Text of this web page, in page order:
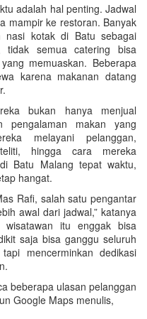
adalah hal penting. Jadwal
mampir ke restoran. Banyak
nasi kotak di Batu sebagai
tidak semua catering bisa
memuaskan. Beberapa
karena makanan datang
bukan hanya menjual
pengalaman makan yang
melayani pelanggan,
hingga cara mereka
Batu Malang tepat waktu,
hangat.
Rafi, salah satu pengantar
awal dari jadwal,” katanya
wisatawan itu enggak bisa
saja bisa ganggu seluruh
mencerminkan dedikasi
beberapa ulasan pelanggan
Google Maps menulis,